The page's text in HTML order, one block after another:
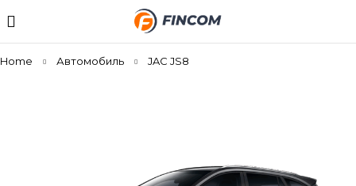
Home Автомобиль JAC JS8